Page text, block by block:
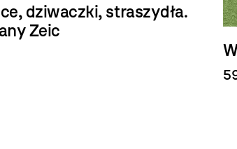
dziwaczki, straszydła.
Zeic